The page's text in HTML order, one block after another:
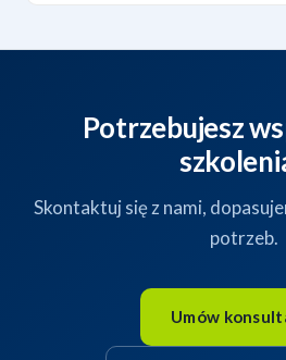
Potrzebujesz
Skontaktuj się z nami,
potrzeb.
Umów